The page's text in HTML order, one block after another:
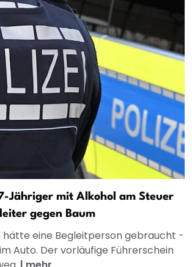
Jähriger mit Alkohol am Steuer
gegen Baum
hätte eine Begleitperson gebraucht -
Auto. Der vorläufige Führerschein